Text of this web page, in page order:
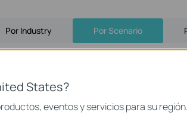
Por Industry Por Scenario
States?
eventos y servicios para su región.